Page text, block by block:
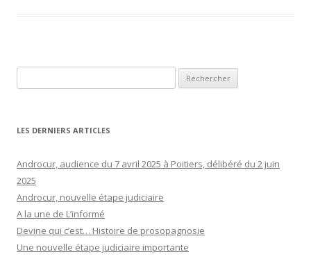
LES DERNIERS ARTICLES
Androcur, audience du 7 avril 2025 à Poitiers, délibéré du 2 juin
2025
Androcur, nouvelle étape judiciaire
A la une de L’informé
Devine qui c’est… Histoire de prosopagnosie
Une nouvelle étape judiciaire importante